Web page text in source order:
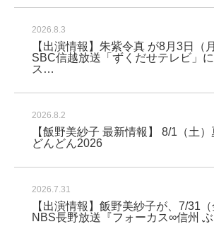
2026.8.3
【出演情報】朱紫令真 が8月3日（
SBC信越放送「ずくだせテレビ」
ス…
2026.8.2
【飯野美紗子 最新情報】 8/1（土
どんどん2026
2026.7.31
【出演情報】飯野美紗子が、7/31
NBS長野放送『フォーカス∞信州